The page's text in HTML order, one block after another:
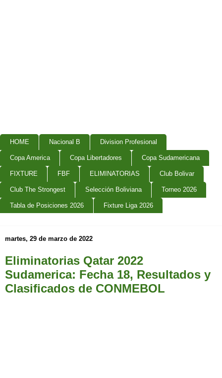
HOME Nacional B Division Profesional
Copa America Copa Libertadores Copa Sudamericana
FIXTURE FBF ELIMINATORIAS Club Bolivar
Club The Strongest Selección Boliviana Torneo 2026
Tabla de Posiciones 2026 Fixture Liga 2026
martes, 29 de marzo de 2022
Eliminatorias Qatar 2022
Sudamerica: Fecha 18, Resultados y
Clasificados de CONMEBOL